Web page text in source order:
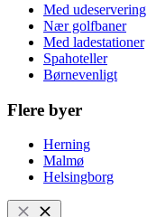
Med udeservering
Nær golfbaner
Med ladestationer
Spahoteller
Børnevenligt
Flere byer
Herning
Malmø
Helsingborg